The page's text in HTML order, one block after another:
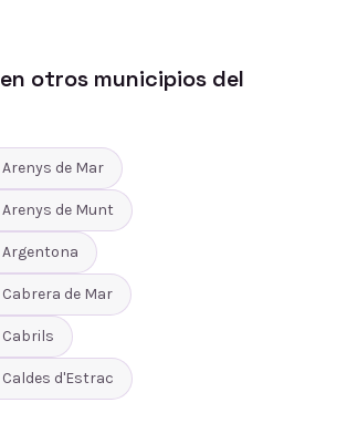
en otros municipios del
Arenys de Mar
Arenys de Munt
Argentona
Cabrera de Mar
Cabrils
Caldes d'Estrac